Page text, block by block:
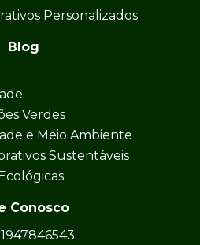
Personalizados
Blog
Verdes
e Meio Ambiente
Sustentáveis
Conosco